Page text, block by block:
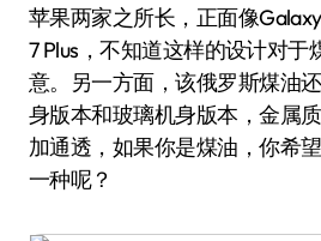
苹果两家之所长，正面像
7 Plus，不知道这样的设计对于
意。另一方面，该俄罗斯煤油
身版本和玻璃机身版本，金属
加通透，如果你是煤油，你希
一种呢？